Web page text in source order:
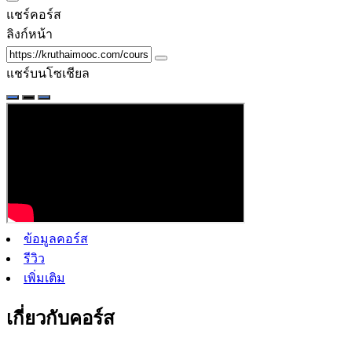
แชร์คอร์ส
ลิงก์หน้า
แชร์บนโซเชียล
ข้อมูลคอร์ส
รีวิว
เพิ่มเติม
เกี่ยวกับคอร์ส